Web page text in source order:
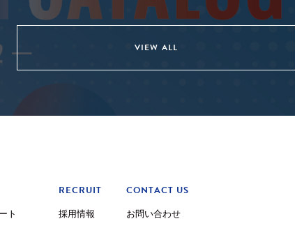
VIEW ALL
ト
RECRUIT
採用情報
CONTACT US
お問い合わせ